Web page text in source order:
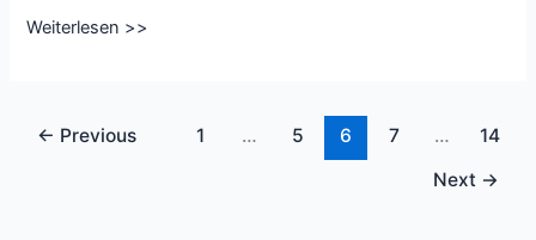
Neues
Figuren
Weiterlesen >>
← Previous 1 … 5 6 7 …
14
Next →